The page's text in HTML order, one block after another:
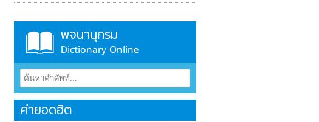
พจนานุกรม
Dictionary Online
คำยอดฮิต